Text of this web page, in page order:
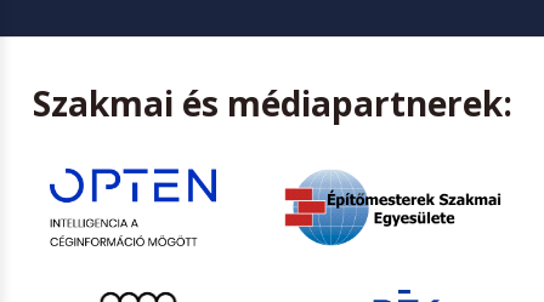
Szakmai és médiapartnerek: